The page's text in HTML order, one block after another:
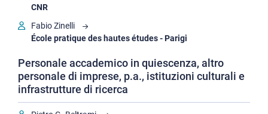
CNR
Fabio Zinelli
École pratique des hautes études - Parigi
Personale accademico in quiescenza, altro
personale di imprese, p.a., istituzioni culturali e
infrastrutture di ricerca